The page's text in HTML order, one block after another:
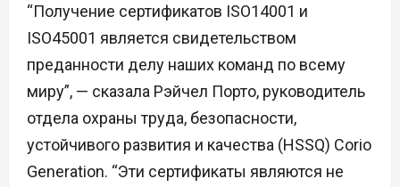
“Получение сертификатов ISO14001 и
ISO45001 является свидетельством
преданности делу наших команд по всему
миру”, — сказала Рэйчел Порто, руководитель
отдела охраны труда, безопасности,
устойчивого развития и качества (HSSQ) Corio
Generation. “Эти сертификаты являются не